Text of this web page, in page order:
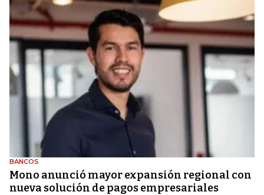
BANCOS
Mono anunció mayor expansión regional con
nueva solución de pagos empresariales